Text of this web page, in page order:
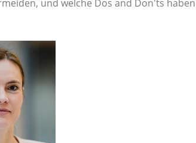
und welche Dos and Don'ts